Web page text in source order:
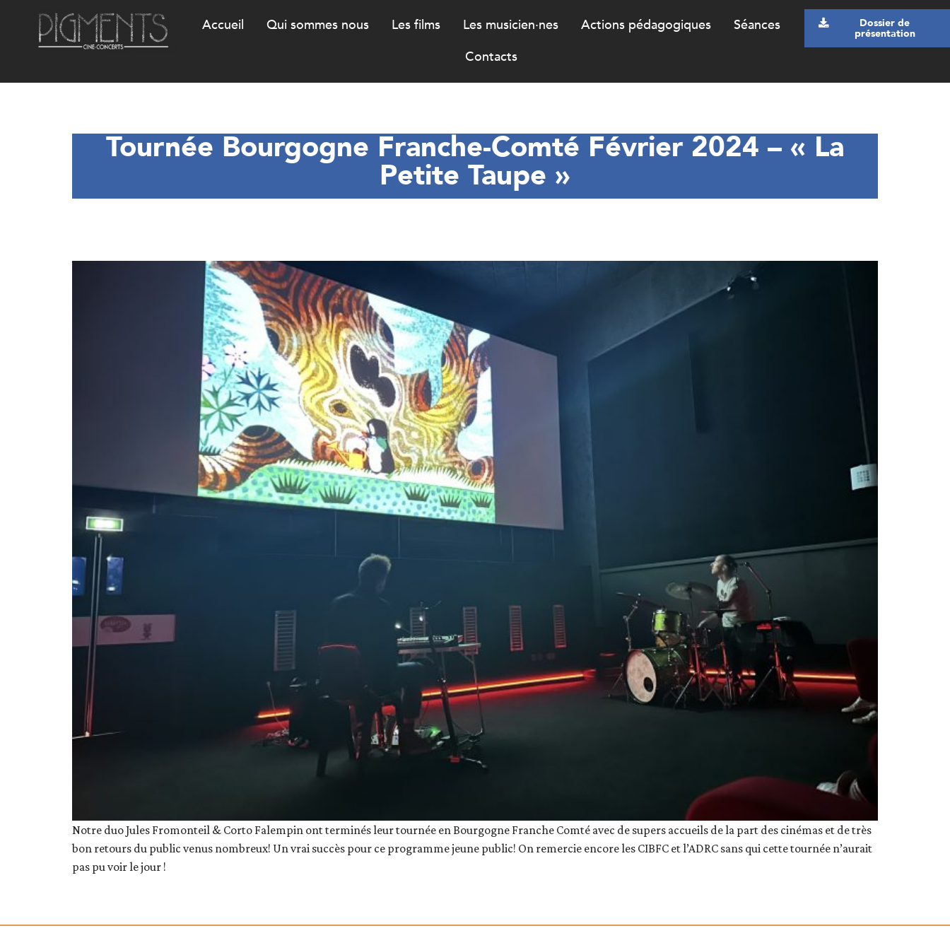
Accueil Qui sommes nous Les films Les musicien·nes Actions pédagogiques
Séances
Contacts
Dossier de
présentation
Tournée Bourgogne Franche-Comté Février 2024 – « La
Petite Taupe »
Notre duo Jules Fromonteil & Corto Falempin ont terminés leur tournée en Bourgogne Franche Comté avec de supers accueils de la part des cinémas et de très
bon retours du public venus nombreux! Un vrai succès pour ce programme jeune public! On remercie encore les CIBFC et l’ADRC sans qui cette tournée n’aurait
pas pu voir le jour !